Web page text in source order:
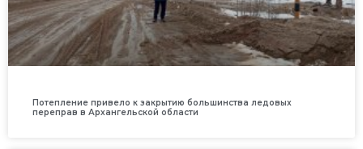
Потепление привело к закрытию большинства ледовых
переправ в Архангельской области